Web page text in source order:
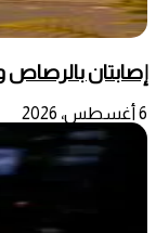
إصابتان بالرصاص
6 أغسطس، 2026